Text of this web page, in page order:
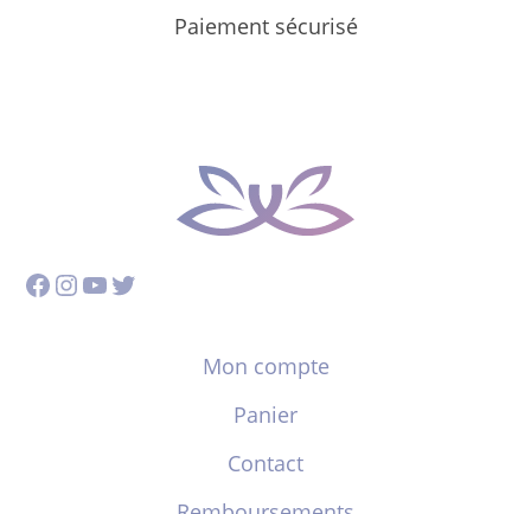
Paiement sécurisé
Facebook
Instagram
YouTube
Twitter
Mon compte
Panier
Contact